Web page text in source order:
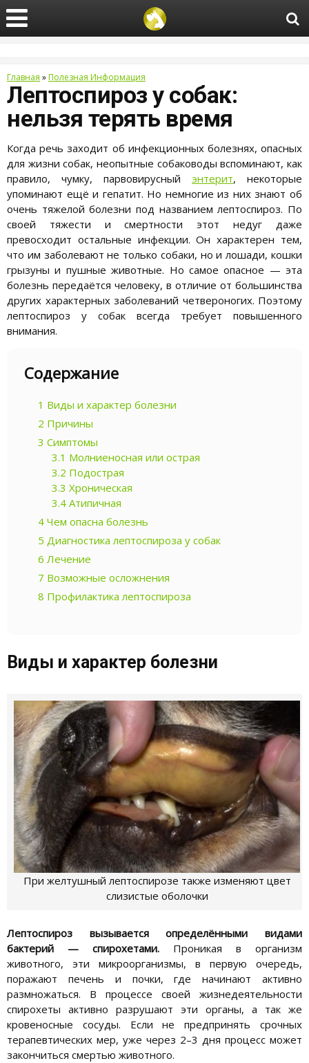
Главная »Полезная Информация
Лептоспироз у собак:
нельзя терять время
Когда речь заходит об инфекционных болезнях, опасных
для жизни собак, неопытные собаководы вспоминают, как
правило, чумку, парвовирусный энтерит, некоторые
упоминают ещё и гепатит. Но немногие из них знают об
очень тяжелой болезни под названием лептоспироз. По
своей тяжести и смертности этот недуг даже
превосходит остальные инфекции. Он характерен тем,
что им заболевают не только собаки, но и лошади, кошки
грызуны и пушные животные. Но самое опасное — эта
болезнь передаётся человеку, в отличие от большинства
других характерных заболеваний четвероногих. Поэтому
лептоспироз у собак всегда требует повышенного
внимания.
Содержание
1 Виды и характер болезни
2 Причины
3 Симптомы
3.1 Молниеносная или острая
3.2 Подострая
3.3 Хроническая
3.4 Атипичная
4 Чем опасна болезнь
5 Диагностика лептоспироза у собак
6 Лечение
7 Возможные осложнения
8 Профилактика лептоспироза
Виды и характер болезни
При желтушный лептоспирозе также изменяют цвет
слизистые оболочки
Лептоспироз вызывается определёнными видами
бактерий — спирохетами. Проникая в организм
животного, эти микроорганизмы, в первую очередь,
поражают печень и почки, где начинают активно
размножаться. В процессе своей жизнедеятельности
спирохеты активно разрушают эти органы, а так же
кровеносные сосуды. Если не предпринять срочных
терапевтических мер, уже через 2–3 дня процесс может
закончиться смертью животного.